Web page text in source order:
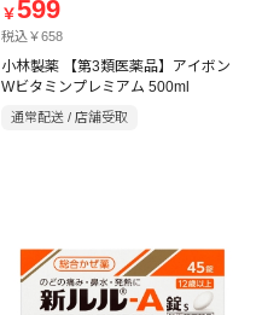
￥599
税込￥658
小林製薬 【第3類医薬品】アイボン
Wビタミンプレミアム 500ml
通常配送 / 店舗受取